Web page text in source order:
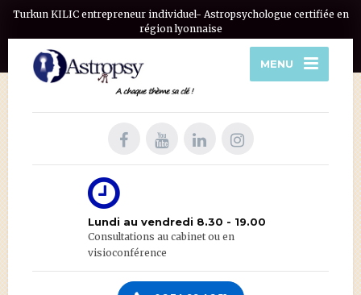
Turkun KILIC entrepreneur individuel- Astropsychologue certifiée en
région lyonnaise
MENU
Lundi au vendredi 8.30 - 19.00
Consultations au cabinet ou en
visioconférence